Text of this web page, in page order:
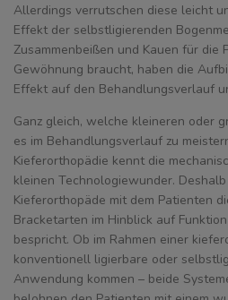
Allerdings verrutschen diese leicht
Effekt der selbstligierenden
Zusammenbeißen und Kauen für
Gewöhnung braucht, haben die
Effekt auf den Behandlungsverlauf
Ganz gleich, welche kleineren oder
es im Behandlungsverlauf zu
Kieferorthopädie kennt die
kleinen Technologiewunder.
Kieferorthopäde mit dem Patienten
Bracketarten im Hinblick auf
bespricht. Ob im Rahmen einer
konventionell ligierbare oder
Anwendung kommen – beide